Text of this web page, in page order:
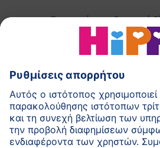
Παρασκεύασμα Βρεφικού
Παιδικές Τροφές HiPP
Πολιτική Προστασίας
Αποτύπωμα
Σχετικά με την